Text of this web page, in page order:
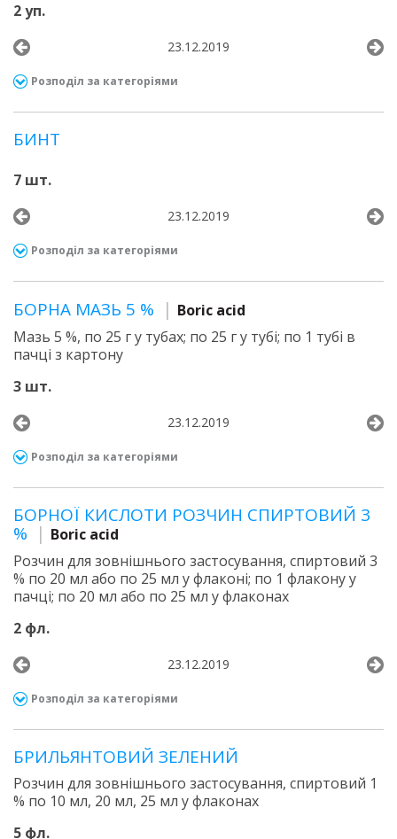
2 уп.
23.12.2019
Розподіл за категоріями
БИНТ
7 шт.
23.12.2019
Розподіл за категоріями
БОРНА МАЗЬ 5 %
Boric acid
Мазь 5 %, по 25 г у тубах; по 25 г у тубі; по 1 тубі в
пачці з картону
3 шт.
23.12.2019
Розподіл за категоріями
БОРНОЇ КИСЛОТИ РОЗЧИН СПИРТОВИЙ 3
%
Boric acid
Розчин для зовнішнього застосування, спиртовий 3
% по 20 мл або по 25 мл у флаконі; по 1 флакону у
пачці; по 20 мл або по 25 мл у флаконах
2 фл.
23.12.2019
Розподіл за категоріями
БРИЛЬЯНТОВИЙ ЗЕЛЕНИЙ
Розчин для зовнішнього застосування, спиртовий 1
% по 10 мл, 20 мл, 25 мл у флаконах
5 фл.